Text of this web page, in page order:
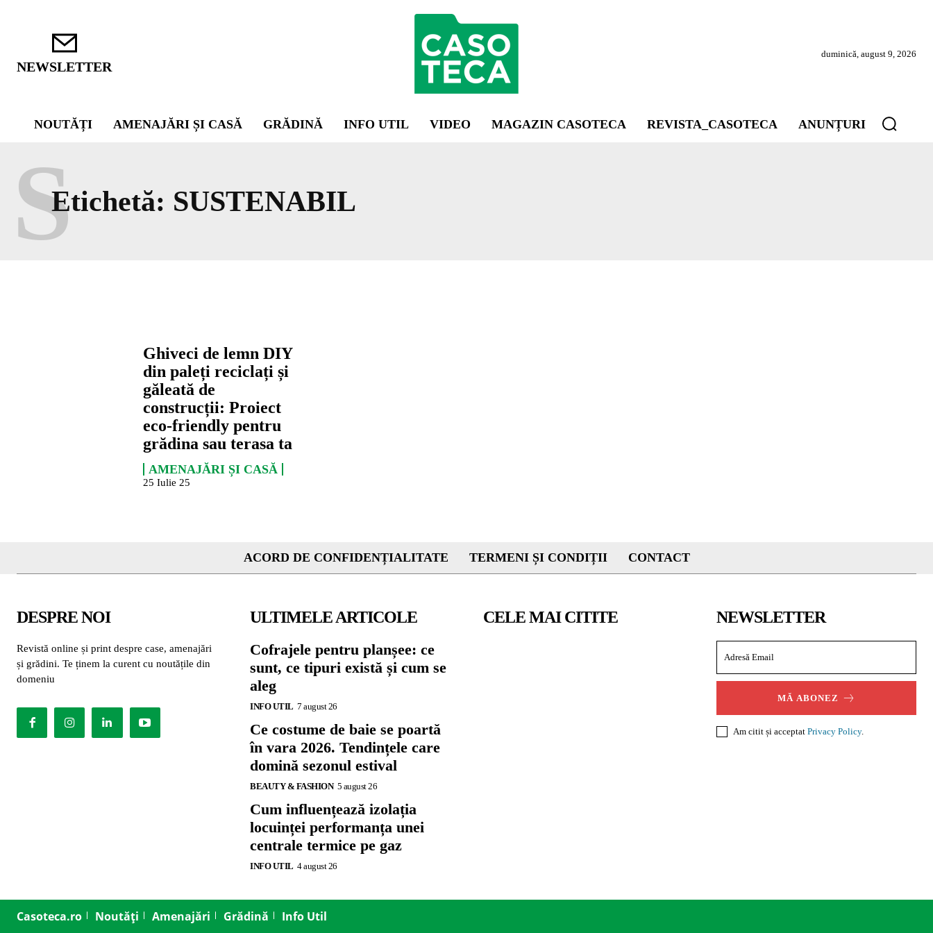
NEWSLETTER
duminică, august 9, 2026
NOUTĂȚI AMENAJĂRI ȘI CASĂ GRĂDINĂ INFO UTIL VIDEO MAGAZIN CASOTECA REVISTA_CASOTECA ANUNȚURI
Etichetă: SUSTENABIL
S
Ghiveci de lemn DIY
din paleți reciclați și
găleată de
construcții: Proiect
eco-friendly pentru
grădina sau terasa ta
AMENAJĂRI ȘI CASĂ
25 Iulie 25
ACORD DE CONFIDENȚIALITATE TERMENI ȘI CONDIȚII CONTACT
DESPRE NOI
Revistă online și print despre case, amenajări
și grădini. Te ținem la curent cu noutățile din
domeniu
ULTIMELE ARTICOLE
Cofrajele pentru planșee: ce
sunt, ce tipuri există și cum se
aleg
INFO UTIL 7 august 26
Ce costume de baie se poartă
în vara 2026. Tendințele care
domină sezonul estival
BEAUTY & FASHION 5 august 26
Cum influențează izolația
locuinței performanța unei
centrale termice pe gaz
INFO UTIL 4 august 26
CELE MAI CITITE NEWSLETTER
MĂ ABONEZ
Am citit și acceptat Privacy Policy.
Casoteca.ro Noutăți Amenajări Grădină Info Util